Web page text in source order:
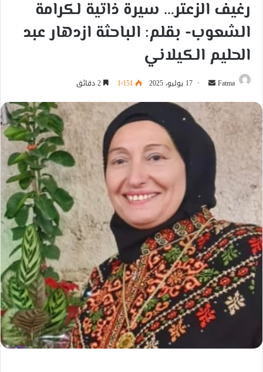
رغيف الزعتر… سيرة ذاتية لكرامة
الشعوب- بقلم: الباحثة ازدهار عبد
الحليم الكيلاني
Fatma
أرسل
إلكترونيا
17 يوليو، 2025 1٬151